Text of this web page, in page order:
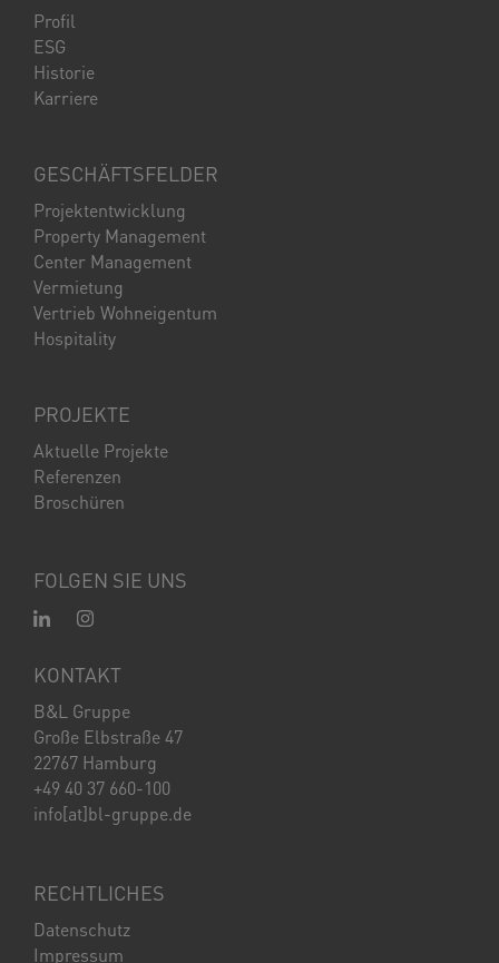
Profil
ESG
Historie
Karriere
GESCHÄFTSFELDER
Projektentwicklung
Property Management
Center Management
Vermietung
Vertrieb Wohneigentum
Hospitality
PROJEKTE
Aktuelle Projekte
Referenzen
Broschüren
FOLGEN SIE UNS
KONTAKT
B&L Gruppe
Große Elbstraße 47
22767 Hamburg
+49 40 37 660-100
info[at]bl-gruppe.de
RECHTLICHES
Datenschutz
Impressum